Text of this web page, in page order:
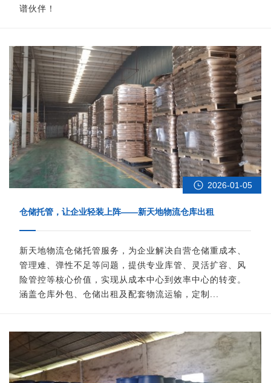
谱伙伴！
2026-01-05
仓储托管，让企业轻装上阵——新天地物流仓库出租
新天地物流仓储托管服务，为企业解决自营仓储重成本、
管理难、弹性不足等问题，提供专业库管、灵活扩容、风
险管控等核心价值，实现从成本中心到效率中心的转变。
涵盖仓库外包、仓储出租及配套物流运输，定制...